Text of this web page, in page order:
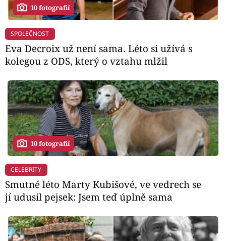
10 fotografií
SPOLEČNOST
Eva Decroix už není sama. Léto si užívá s
kolegou z ODS, který o vztahu mlžil
10 fotografií
CELEBRITY
Smutné léto Marty Kubišové, ve vedrech se
jí udusil pejsek: Jsem teď úplně sama